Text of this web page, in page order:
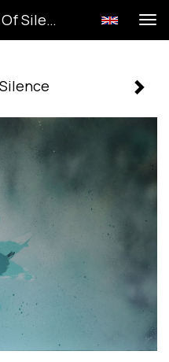
Maykel Schoonus - Sound Of Silence